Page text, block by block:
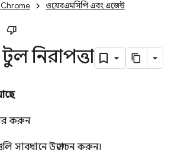
ওয়েবএমসিপি এবং এজেন্ট
নিরাপত্তা
করুন
সাবধানে উন্মোচন করুন।